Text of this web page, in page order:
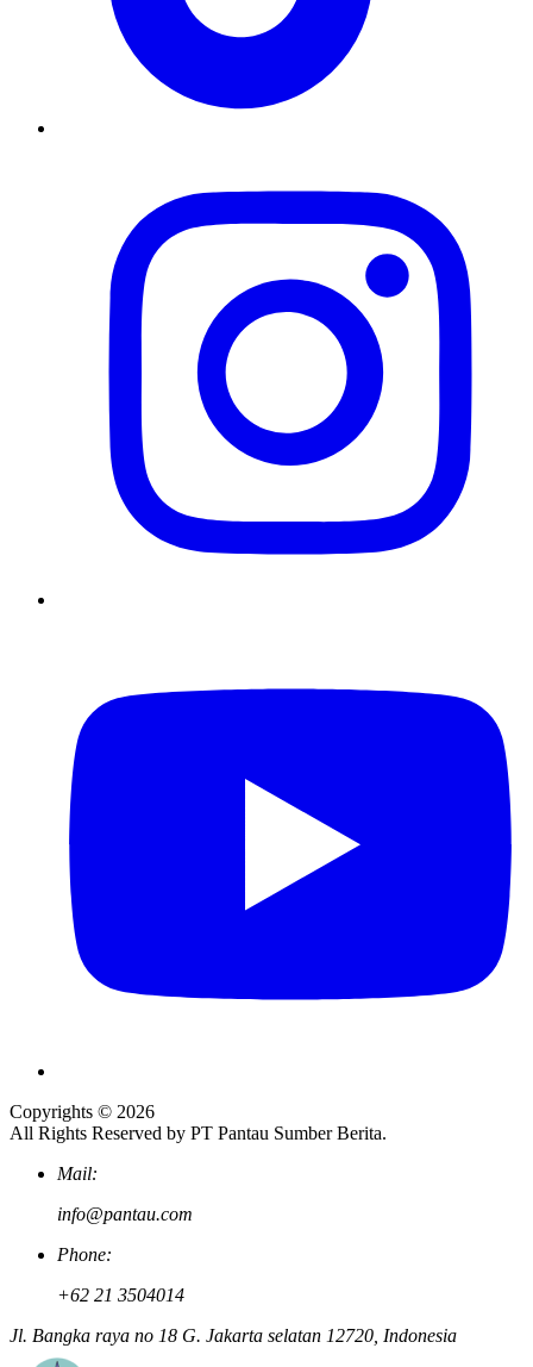
Copyrights © 2026
All Rights Reserved by PT Pantau Sumber Berita.
Mail:
info@pantau.com
Phone:
+62 21 3504014
Jl. Bangka raya no 18 G. Jakarta selatan 12720, Indonesia